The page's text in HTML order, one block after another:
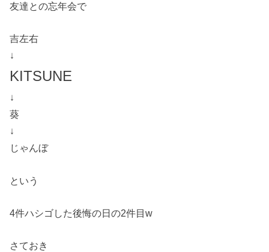
友達との忘年会で
吉左右
↓
KITSUNE
↓
葵
↓
じゃんぼ
という
4件ハシゴした後悔の日の2件目w
さておき